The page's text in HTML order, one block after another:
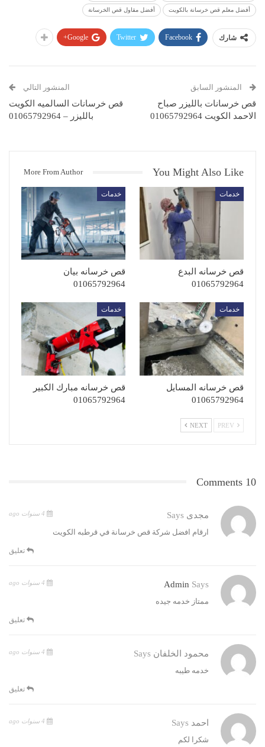
أفضل معلم قص خرسانة بالكويت ‏أفضل مقاول قص الخرسانة
شارك Facebook
Twitter
Google+
المنشور السابق
قص خرسانات بالليزر صباح
الاحمد الكويت 01065792964
المنشور التالي
قص خرسانات السالميه الكويت
بالليزر – 01065792964
You Might Also Like
More From Author
خدمات
قص خرسانه البدع
01065792964
خدمات
قص خرسانه بيان
01065792964
خدمات
قص خرسانه المسايل
01065792964
خدمات
قص خرسانه مبارك الكبير
01065792964
NEXT
10 Comments
مجدى Says
ارقام افضل شركة قص خرسانة في قرطبه الكويت
تعليق
Admin Says
ممتاز خدمه جيده
تعليق
محمود الخلفان Says
خدمه طيبه
تعليق
احمد Says
شكرا لكم